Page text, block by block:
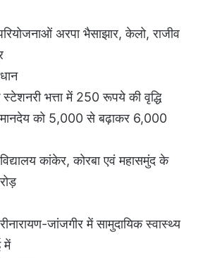
अरपा भैसाझार, केलो, राजीव
भत्ता में 250 रूपये की वृद्धि
मानदेय को 5,000 से बढ़ाकर 6,000
कांकेर, कोरबा एवं महासमुंद के
जांजगीर में सामुदायिक स्वास्थ्य
में